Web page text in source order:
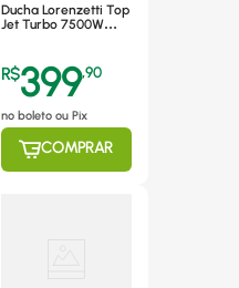
Ducha Lorenzetti Top
Jet Turbo 7500W
R$399,90
no boleto ou Pix
COMPRAR